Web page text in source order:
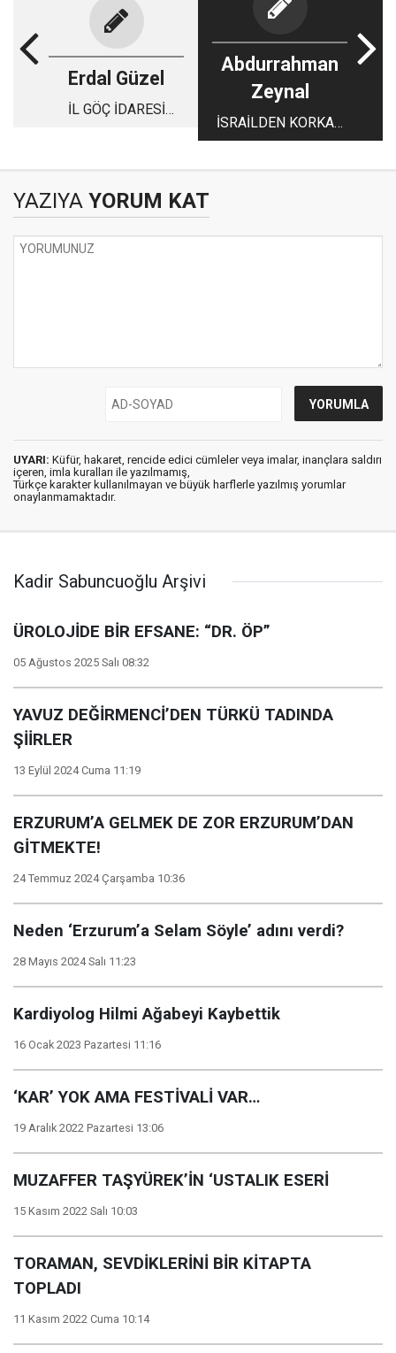
Erdal Güzel
İL GÖÇ İDARESİ
Abdurrahman
Zeynal
İSRAİLDEN KORKAN
58 DEVLET BAŞKANI
YAZIYA YORUM KAT
UYARI: Küfür, hakaret, rencide edici cümleler veya imalar, inançlara saldırı
içeren, imla kuralları ile yazılmamış,
Türkçe karakter kullanılmayan ve büyük harflerle yazılmış yorumlar
onaylanmamaktadır.
Kadir Sabuncuoğlu Arşivi
ÜROLOJİDE BİR EFSANE: “DR. ÖP”
05 Ağustos 2025 Salı 08:32
YAVUZ DEĞİRMENCİ’DEN TÜRKÜ TADINDA
ŞİİRLER
13 Eylül 2024 Cuma 11:19
ERZURUM’A GELMEK DE ZOR ERZURUM’DAN
GİTMEKTE!
24 Temmuz 2024 Çarşamba 10:36
Neden ‘Erzurum’a Selam Söyle’ adını verdi?
28 Mayıs 2024 Salı 11:23
Kardiyolog Hilmi Ağabeyi Kaybettik
16 Ocak 2023 Pazartesi 11:16
‘KAR’ YOK AMA FESTİVALİ VAR…
19 Aralık 2022 Pazartesi 13:06
MUZAFFER TAŞYÜREK’İN ‘USTALIK ESERİ
15 Kasım 2022 Salı 10:03
TORAMAN, SEVDİKLERİNİ BİR KİTAPTA
TOPLADI
11 Kasım 2022 Cuma 10:14